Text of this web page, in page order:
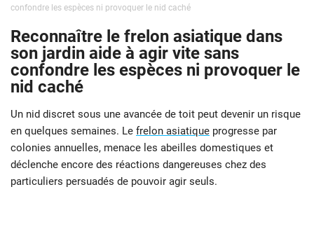
confondre les espèces ni provoquer le nid caché
Reconnaître le frelon asiatique dans
son jardin aide à agir vite sans
confondre les espèces ni provoquer le
nid caché
Un nid discret sous une avancée de toit peut devenir un risque
en quelques semaines. Le frelon asiatique progresse par
colonies annuelles, menace les abeilles domestiques et
déclenche encore des réactions dangereuses chez des
particuliers persuadés de pouvoir agir seuls.